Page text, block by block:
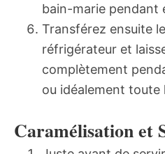
bain-marie pendant
Transférez ensuite
réfrigérateur et
complètement
ou idéalement toute
Caramélisation et